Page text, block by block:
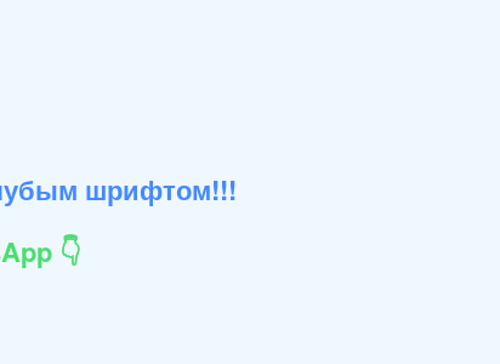
шрифтом!!!
👇